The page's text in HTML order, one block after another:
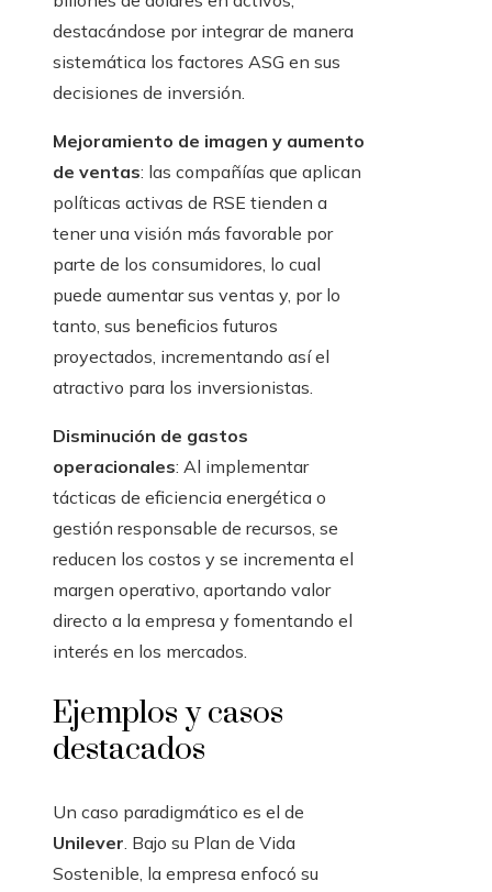
destacándose por integrar de manera
sistemática los factores ASG en sus
decisiones de inversión.
Mejoramiento de imagen y aumento
de ventas: las compañías que aplican
políticas activas de RSE tienden a
tener una visión más favorable por
parte de los consumidores, lo cual
puede aumentar sus ventas y, por lo
tanto, sus beneficios futuros
proyectados, incrementando así el
atractivo para los inversionistas.
Disminución de gastos
operacionales: Al implementar
tácticas de eficiencia energética o
gestión responsable de recursos, se
reducen los costos y se incrementa el
margen operativo, aportando valor
directo a la empresa y fomentando el
interés en los mercados.
Ejemplos y casos
destacados
Un caso paradigmático es el de
Unilever. Bajo su Plan de Vida
Sostenible, la empresa enfocó su